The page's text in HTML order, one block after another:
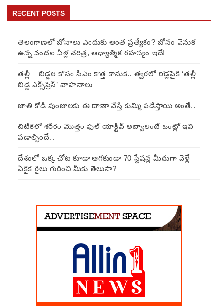
RECENT POSTS
తెలంగాణలో బోనాలు ఎందుకు అంత ప్రత్యేకం? బోనం వెనుక
ఉన్న వందల ఏళ్ల చరిత్ర, ఆధ్యాత్మిక రహస్యం ఇదే!
తల్లీ – బిడ్డల కోసం సీఎం కొత్త కానుక.. త్వరలో రోడ్లపైకి ‘తల్లీ–
బిడ్డ ఎక్స్‌ప్రెస్’ వాహనాలు
జాతి కోడి పుంజులకు ఈ దాణా వేస్తే కుమ్మి పడేస్తాయి అంతే..
చిటికెలో శరీరం మొత్తం ఫుల్ యాక్టీవ్ అవ్వాలంటే ఒంట్లో ఇవి
పడాల్సిందే..
దేశంలో ఒక్క చోట కూడా ఆగకుండా 70 స్టేషన్ల మీదుగా వెళ్లే
ఏకైక రైలు గురించి మీకు తెలుసా?